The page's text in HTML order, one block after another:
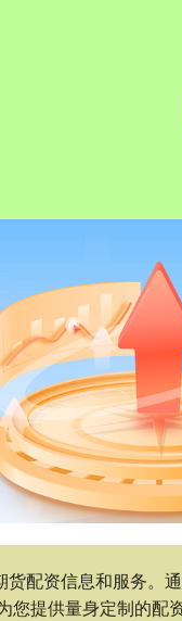
配资信息和服务。
提供量身定制的配